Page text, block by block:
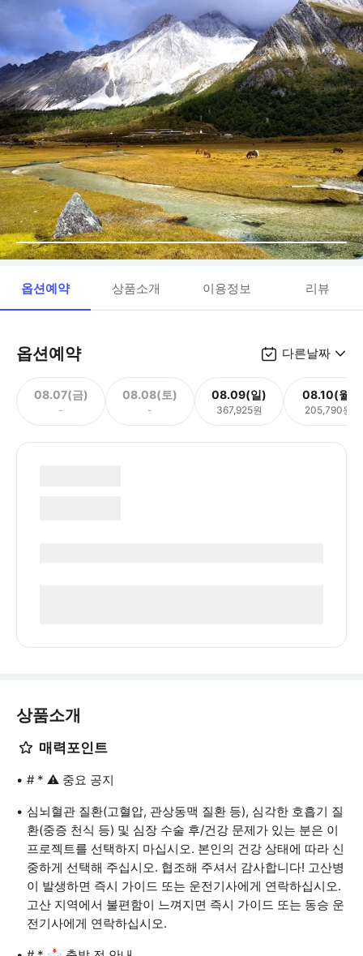
옵션예약 상품소개 이용정보 리뷰
옵션예약 다른날짜
08.07(금)
-
08.08(토)
-
08.09(일)
367,925원
08.10(월)
205,790원
상품소개
매력포인트
# * ⚠️ 중요 공지
심뇌혈관 질환(고혈압, 관상동맥 질환 등), 심각한 호흡기 질
환(중증 천식 등) 및 심장 수술 후/건강 문제가 있는 분은 이
프로젝트를 선택하지 마십시오. 본인의 건강 상태에 따라 신
중하게 선택해 주십시오. 협조해 주셔서 감사합니다! 고산병
이 발생하면 즉시 가이드 또는 운전기사에게 연락하십시오.
고산 지역에서 불편함이 느껴지면 즉시 가이드 또는 동승 운
전기사에게 연락하십시오.